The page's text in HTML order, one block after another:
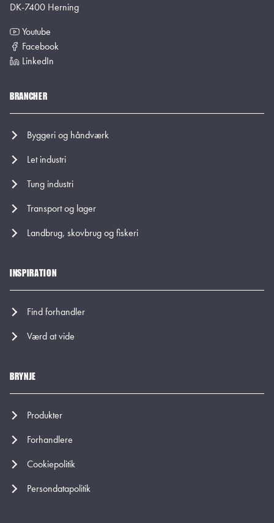
DK-7400 Herning
Youtube
Facebook
LinkedIn
BRANCHER
Byggeri og håndværk
Let industri
Tung industri
Transport og lager
Landbrug, skovbrug og fiskeri
INSPIRATION
Find forhandler
Værd at vide
BRYNJE
Produkter
Forhandlere
Cookiepolitik
Persondatapolitik